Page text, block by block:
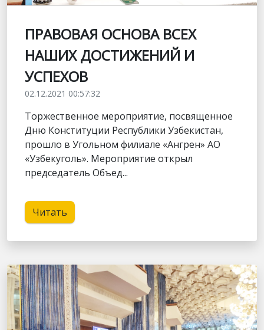
ПРАВОВАЯ ОСНОВА ВСЕХ
НАШИХ ДОСТИЖЕНИЙ И
УСПЕХОВ
02.12.2021 00:57:32
Торжественное мероприятие, посвященное
Дню Конституции Республики Узбекистан,
прошло в Угольном филиале «Ангрен» АО
«Узбекуголь». Мероприятие открыл
председатель Объед...
Читать